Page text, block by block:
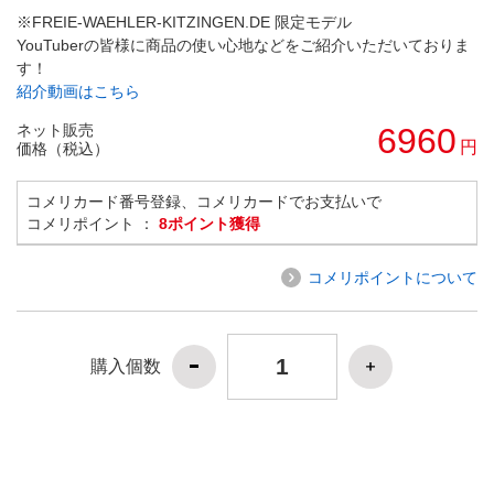
※FREIE-WAEHLER-KITZINGEN.DE 限定モデル
YouTuberの皆様に商品の使い心地などをご紹介いただいておりま
す！
紹介動画はこちら
ネット販売
価格（税込）
6960 円
コメリカード番号登録、コメリカードでお支払いで
コメリポイント ： 8ポイント獲得
コメリポイントについて
購入個数